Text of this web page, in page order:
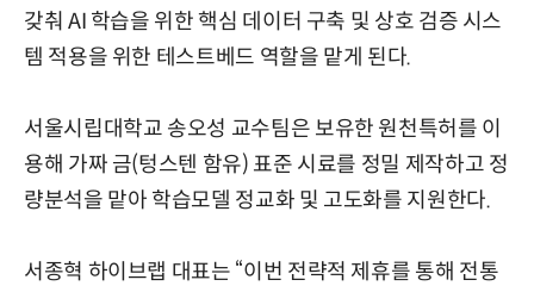
갖춰 AI 학습을 위한 핵심 데이터 구축 및 상호 검증 시스
템 적용을 위한 테스트베드 역할을 맡게 된다.
서울시립대학교 송오성 교수팀은 보유한 원천특허를 이
용해 가짜 금(텅스텐 함유) 표준 시료를 정밀 제작하고 정
량분석을 맡아 학습모델 정교화 및 고도화를 지원한다.
서종혁 하이브랩 대표는 “이번 전략적 제휴를 통해 전통